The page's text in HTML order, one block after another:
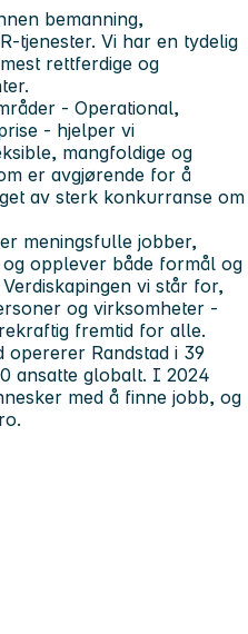
bemanning,
tjenester. Vi har en tydelig
rettferdige og
- Operational,
- hjelper vi
mangfoldige og
er avgjørende for å
av sterk konkurranse om
meningsfulle jobber,
opplever både formål og
vi står for,
og virksomheter -
fremtid for alle.
Randstad i 39
ansatte globalt. I 2024
med å finne jobb, og